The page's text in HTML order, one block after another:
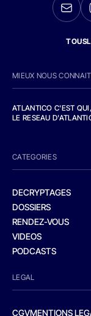
MIEUX NOUS
ATLANTICO C'EST
LE RESEAU
CATEGORIES
DECRYPTAGES
DOSSIERS
RENDEZ-VOUS
VIDEOS
PODCASTS
LEGAL
CGVMENTIONS